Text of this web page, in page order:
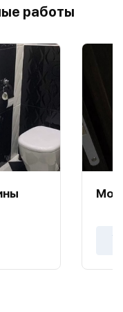
работы